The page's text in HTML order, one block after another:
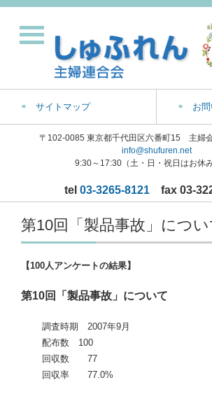
サイトマップ お
〒102-0085 東京都千代田区六番町15 主婦
info@shufuren.net
9:30～17:30（土・日・祝日はお休み
tel 03-3265-8121fax 03-
第10回「製品事故」につい
【100人アンケートの結果】
第10回「製品事故」について
調査時期 2007年9月
配布数 100
回収数 77
回収率 77.0%